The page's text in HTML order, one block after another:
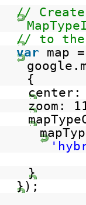
//
// to the
var map
{
zoom:
}
});